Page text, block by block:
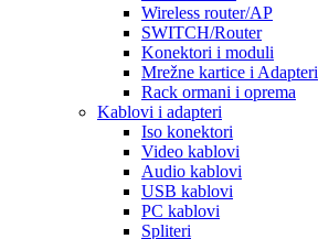
Wireless router/AP
SWITCH/Router
Konektori i moduli
Mrežne kartice i Adapteri
Rack ormani i oprema
Kablovi i adapteri
Iso konektori
Video kablovi
Audio kablovi
USB kablovi
PC kablovi
Spliteri